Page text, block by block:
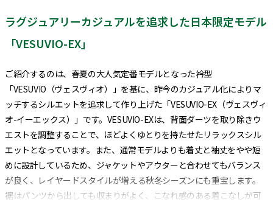
ラグジュアリーカジュアルを追求した日本限定モデル
「VESUVIO-EX」
ご紹介するのは、春夏の大人気定番モデルとなった衿型
「VESUVIO（ヴェスヴィオ）」を基に、昨今のカジュアル化によりマ
ッチするシルエットを追求して作り上げた「VESUVIO-EX（ヴェスヴィ
オ-イーエックス）」です。VESUVIO-EXは、背面ダーツを取り除きウ
エストを調整することで、ほどよくゆとりを持たせたリラックスシル
エットとなっています。また、通常モデルよりも着丈と袖丈をやや短
めに設計しているため、ジャケットやアウターと合わせてもバランス
が良く、レイヤードスタイルが増える秋冬シーズンにも重宝します。
裾はパンツから出しても収まりがよく、こなれ感のある着こなしが可